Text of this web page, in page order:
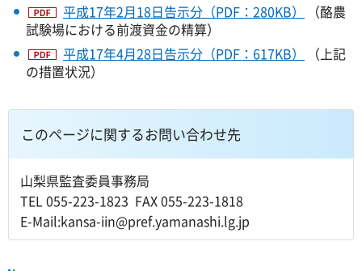
平成17年2月18日告示分（PDF：280KB）
（酪農
試験場における前渡資金の精算）
平成17年4月28日告示分（PDF：617KB）
（上記
の措置状況）
このページに関するお問い合わせ先
山梨県監査委員事務局
TEL 055-223-1823 FAX 055-223-1818
E-Mail:kansa-iin@pref.yamanashi.lg.jp